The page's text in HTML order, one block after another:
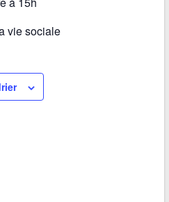
vie sociale